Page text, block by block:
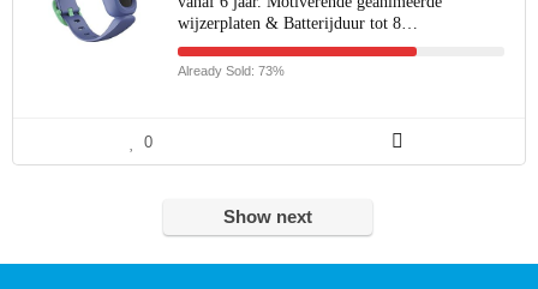
wijzerplaten & Batterijduur tot 8…
Already Sold: 73%
0
Show next